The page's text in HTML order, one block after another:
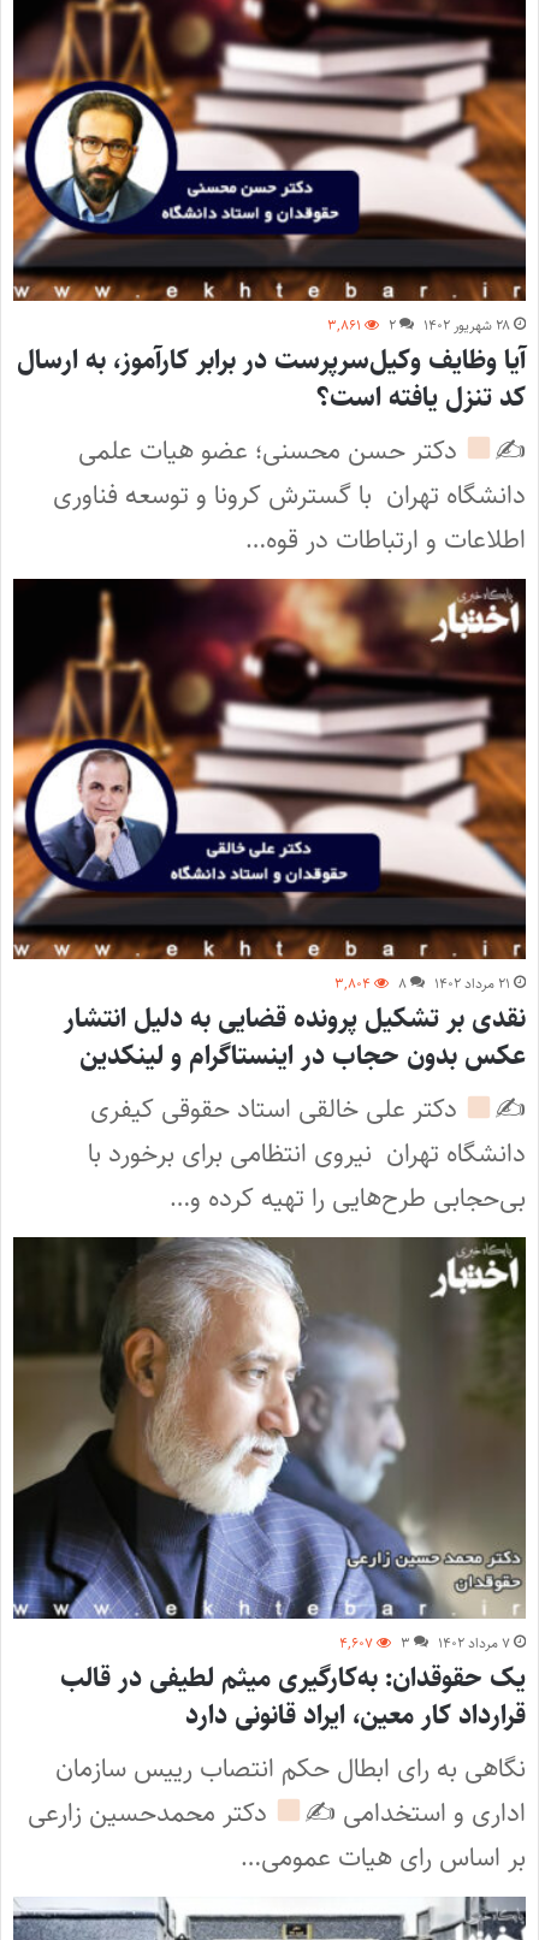
۲۸ شهریور ۱۴۰۲ ۲ ۳,۸۶۱
آیا وظایف وکیل‌سرپرست در برابر کارآموز، به ارسال
کد تنزل یافته است؟
✍
دکتر حسن محسنی؛ عضو هیات علمی
دانشگاه تهران با گسترش کرونا و توسعه فناوری
اطلاعات و ارتباطات در قوه…
۲۱ مرداد ۱۴۰۲ ۸ ۳,۸۰۴
نقدی بر تشکیل پرونده قضایی به دلیل انتشار
عکس بدون حجاب در اینستاگرام و لینکدین
✍
دکتر علی خالقی استاد حقوقی کیفری
دانشگاه تهران نیروی انتظامی برای برخورد با
بی‌حجابی طرح‌هایی را تهیه کرده و…
۷ مرداد ۱۴۰۲ ۳ ۴,۶۰۷
یک حقوقدان: به‌کارگیری میثم لطیفی در قالب
قرارداد کار معین، ایراد قانونی دارد
نگاهی به رای ابطال حکم انتصاب رییس سازمان
اداری و استخدامی ✍
دکتر محمدحسین زارعی
بر اساس رای ھیات عمومی…